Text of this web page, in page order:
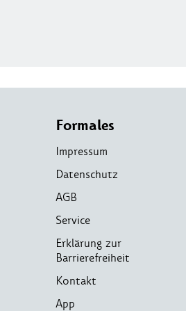
Formales
Impressum
Datenschutz
AGB
Service
Erklärung zur
Barrierefreiheit
Kontakt
App